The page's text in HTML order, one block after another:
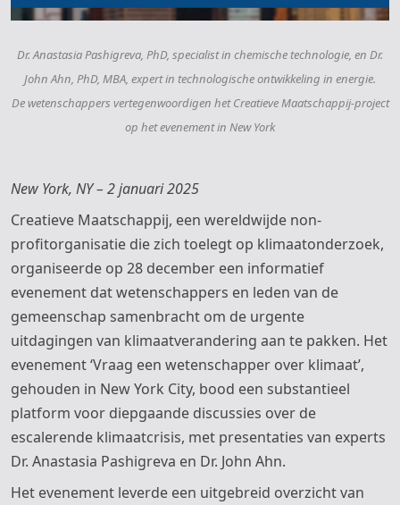
Dr. Anastasia Pashigreva, PhD, specialist in chemische technologie, en Dr.
John Ahn, PhD, MBA, expert in technologische ontwikkeling in energie.
De wetenschappers vertegenwoordigen het Creatieve Maatschappij-project
op het evenement in New York
New York, NY – 2 januari 2025
Creatieve Maatschappij, een wereldwijde non-
profitorganisatie die zich toelegt op klimaatonderzoek,
organiseerde op 28 december een informatief
evenement dat wetenschappers en leden van de
gemeenschap samenbracht om de urgente
uitdagingen van klimaatverandering aan te pakken. Het
evenement ‘Vraag een wetenschapper over klimaat’,
gehouden in New York City, bood een substantieel
platform voor diepgaande discussies over de
escalerende klimaatcrisis, met presentaties van experts
Dr. Anastasia Pashigreva en Dr. John Ahn.
Het evenement leverde een uitgebreid overzicht van